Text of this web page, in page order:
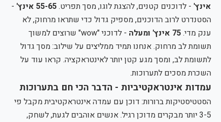
אינץ' - לדוכנים קטנים, להצגת לוגו, מסך תפריט.55-65 אינץ'
-
הסטנדרט לרוב הדוכנים, מספיק גדול כדי שתראו מרחוק, לא
ענק מדי.75 אינץ' ומעלה
- לדוכני "wow" שרוצים למשוך
תשומת לב מרחוק. אנחנו תמיד ממליצים על שילוב: מסך גדול
לתשומת לב, ומסך מגע קטן יותר לאינטראקציה. קראו עוד על
השכרת מסכים לתערוכות.
עמדות אינטראקטיביות - הדבר הכי חם בתערוכות
הסטטיסטיקות ברורות: דוכן עם עמדה אינטראקטיבית מקבל פי
3-5 יותר מבקרים מדוכן רגיל. אנשים אוהבים לגעת, לשחק,